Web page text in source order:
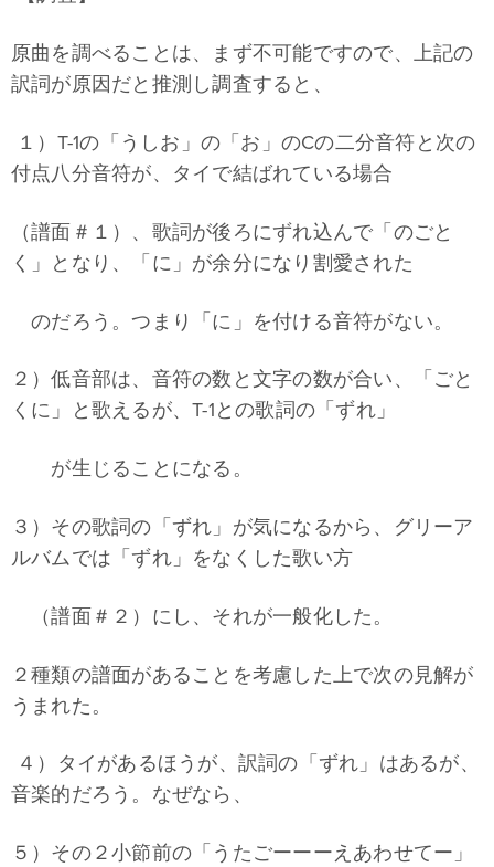
原曲を調べることは、まず不可能ですので、上記の
訳詞が原因だと推測し調査すると、
１）T-1の「うしお」の「お」のCの二分音符と次の
付点八分音符が、タイで結ばれている場合
（譜面＃１）、歌詞が後ろにずれ込んで「のごと
く」となり、「に」が余分になり割愛された
のだろう。つまり「に」を付ける音符がない。
２）低音部は、音符の数と文字の数が合い、「ごと
くに」と歌えるが、T-1との歌詞の「ずれ」
が生じることになる。
３）その歌詞の「ずれ」が気になるから、グリーア
ルバムでは「ずれ」をなくした歌い方
（譜面＃２）にし、それが一般化した。
２種類の譜面があることを考慮した上で次の見解が
うまれた。
４）タイがあるほうが、訳詞の「ずれ」はあるが、
音楽的だろう。なぜなら、
５）その２小節前の「うたごーーーえあわせてー」